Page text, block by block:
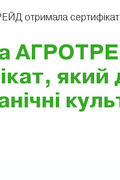
отримала
який